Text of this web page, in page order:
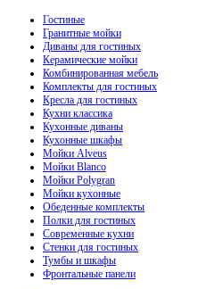
Гостиные
Гранитные мойки
Диваны для гостиных
Керамические мойки
Комбинированная мебель
Комплекты для гостиных
Кресла для гостиных
Кухни классика
Кухонные диваны
Кухонные шкафы
Мойки Alveus
Мойки Blanco
Мойки Polygran
Мойки кухонные
Обеденные комплекты
Полки для гостиных
Современные кухни
Стенки для гостиных
Тумбы и шкафы
Фронтальные панели